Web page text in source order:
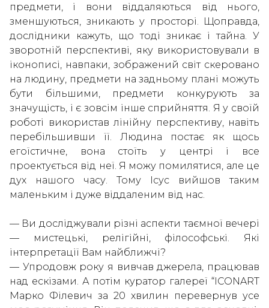
предмети, і вони віддаляються від нього,
зменшуються, зникають у просторі. Щоправда,
дослідники кажуть, що тоді зникає і тайна. У
зворотній перспективі, яку використовували в
іконописі, навпаки, зображений світ скеровано
на людину, предмети на задньому плані можуть
бути більшими, предмети конкурують за
значущість, і є зовсім інше сприйняття. Я у своїй
роботі використав лінійну перспективу, навіть
перебільшивши її. Людина постає як щось
егоїстичне, вона стоїть у центрі і все
проектується від неї. Я можу помилятися, але це
дух нашого часу. Тому Ісус вийшов таким
маленьким і дуже віддаленим від нас.
— Ви досліджували різні аспекти таємної вечері
— мистецькі, релігійні, філософські. Які
інтерпретації Вам найближчі?
— Упродовж року я вивчав джерела, працював
над ескізами. А потім куратор галереї “ICONART
Марко Філевич за 20 хвилин перевернув усе